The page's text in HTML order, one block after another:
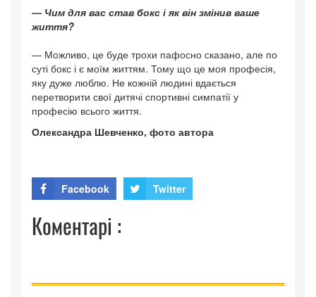
— Чим для вас став бокс і як він змінив ваше
життя?
— Можливо, це буде трохи пафосно сказано, але по
суті бокс і є моїм життям. Тому що це моя професія,
яку дуже люблю. Не кожній людині вдається
перетворити свої дитячі спортивні симпатії у
професію всього життя.
Олександра Шевченко, фото автора
Facebook Twitter
Коментарі :